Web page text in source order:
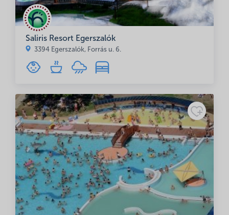
Saliris Resort Egerszalók
3394 Egerszalók, Forrás u. 6.